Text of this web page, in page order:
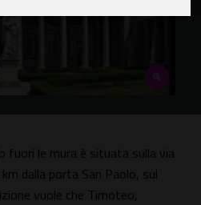
fuori le mura è situata sulla via
dalla porta San Paolo, sul
vuole che Timoteo,